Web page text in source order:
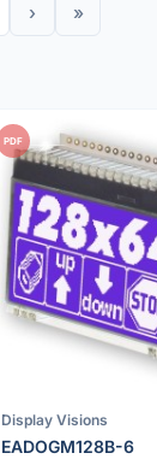
› »
PDF
Display Visions
EADOGM128B-6